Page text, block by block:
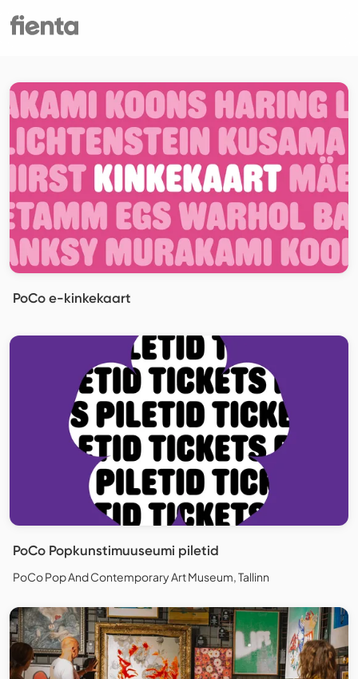
PoCo e-kinkekaart
PoCo Popkunstimuuseumi piletid
PoCo Pop And Contemporary Art Museum, Tallinn